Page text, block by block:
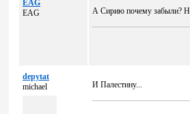
EAG
EAG
А Сирию почему забыли?
depytat
michael
И Палестину...